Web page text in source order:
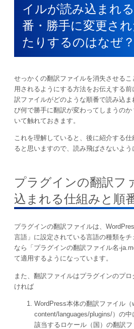
イルが読み込まれ
番・勝手に変更さ
たりするのはなぜ？
せっかくの翻訳ファイルを消失させる
用されるようにする方法をお伝えする
訳ファイルがどのような順番で読み込
び何で勝手に翻訳が変わってしまうの
いて触れておきます。
これを理解していると、後に紹介する
ると思いますので、読み飛ばさないよう
プラグインの翻訳フ
込まれる仕組みと順
プラグインの翻訳ファイルは、
言語」に設定されている言語の種類を
なら「プラグインの翻訳ファイル名-
て適用するようになっています。
また、翻訳ファイルはプラグインのプ
ければ
WordPress本体の翻訳ファイル（
content/languages/plugins/）の中
該当するロケール（国）の翻訳